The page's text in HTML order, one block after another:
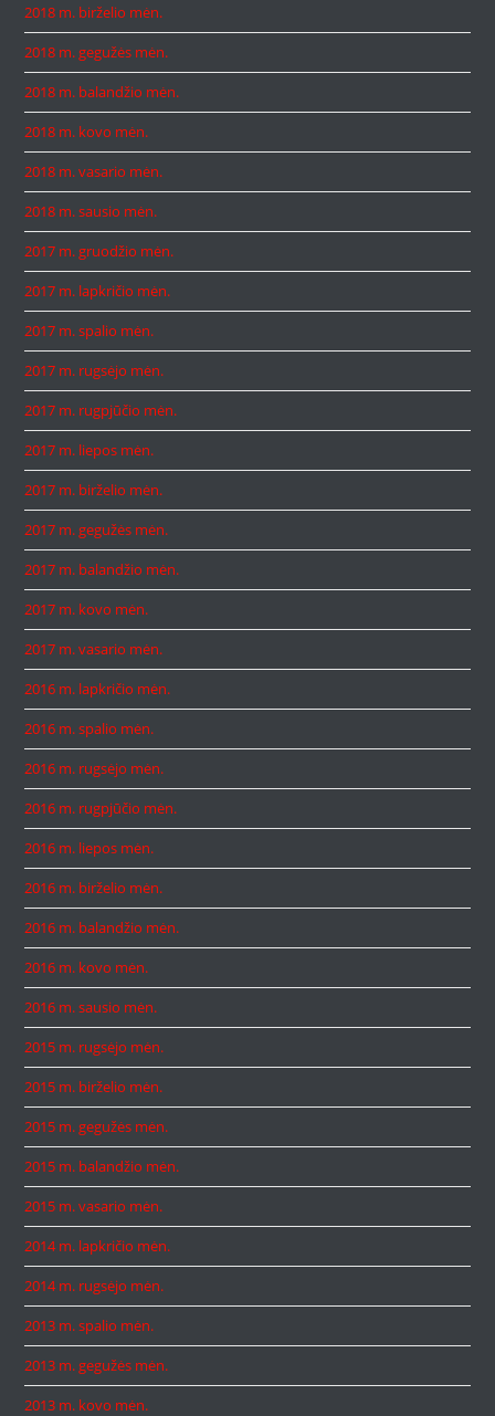
2018 m. birželio mėn.
2018 m. gegužės mėn.
2018 m. balandžio mėn.
2018 m. kovo mėn.
2018 m. vasario mėn.
2018 m. sausio mėn.
2017 m. gruodžio mėn.
2017 m. lapkričio mėn.
2017 m. spalio mėn.
2017 m. rugsėjo mėn.
2017 m. rugpjūčio mėn.
2017 m. liepos mėn.
2017 m. birželio mėn.
2017 m. gegužės mėn.
2017 m. balandžio mėn.
2017 m. kovo mėn.
2017 m. vasario mėn.
2016 m. lapkričio mėn.
2016 m. spalio mėn.
2016 m. rugsėjo mėn.
2016 m. rugpjūčio mėn.
2016 m. liepos mėn.
2016 m. birželio mėn.
2016 m. balandžio mėn.
2016 m. kovo mėn.
2016 m. sausio mėn.
2015 m. rugsėjo mėn.
2015 m. birželio mėn.
2015 m. gegužės mėn.
2015 m. balandžio mėn.
2015 m. vasario mėn.
2014 m. lapkričio mėn.
2014 m. rugsėjo mėn.
2013 m. spalio mėn.
2013 m. gegužės mėn.
2013 m. kovo mėn.